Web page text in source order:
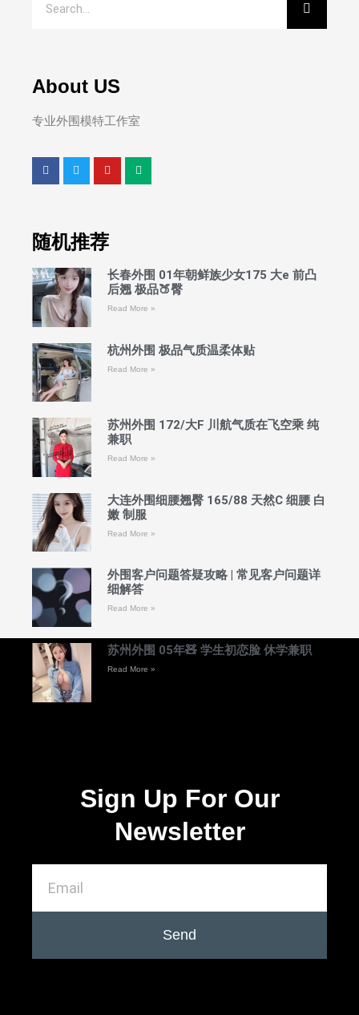
About US
专业外围模特工作室
随机推荐
长春外围 01年朝鲜族少女175 大e 前凸
后翘 极品🍑臀
Read More »
杭州外围 极品气质温柔体贴
Read More »
苏州外围 172/大F 川航气质在飞空乘 纯
兼职
Read More »
大连外围细腰翘臀 165/88 天然C 细腰 白
嫩 制服
Read More »
外围客户问题答疑攻略 | 常见客户问题详
细解答
Read More »
苏州外围 05年🧸 学生初恋脸 休学兼职
Read More »
Sign Up For Our
Newsletter
Send